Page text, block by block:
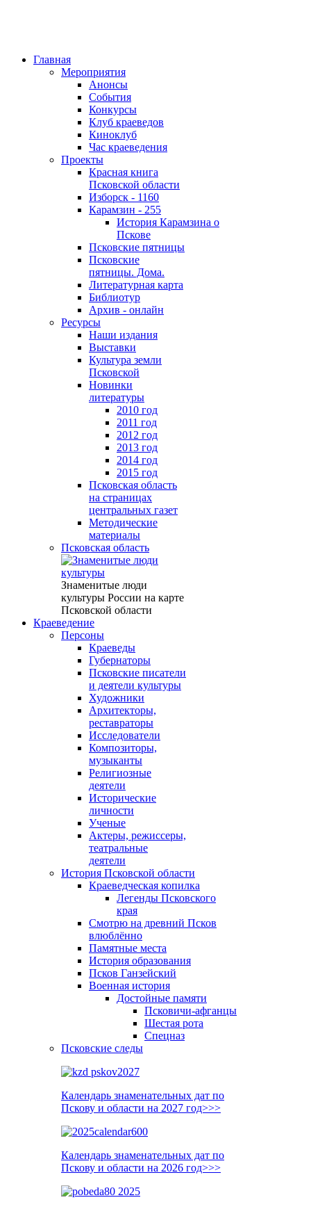
Главная
Мероприятия
Анонсы
События
Конкурсы
Клуб краеведов
Киноклуб
Час краеведения
Проекты
Красная книга
Псковской области
Изборск - 1160
Карамзин - 255
История Карамзина о
Пскове
Псковские пятницы
Псковские
пятницы. Дома.
Литературная карта
Библиотур
Архив - онлайн
Ресурсы
Наши издания
Выставки
Культура земли
Псковской
Новинки
литературы
2010 год
2011 год
2012 год
2013 год
2014 год
2015 год
Псковская область
на страницах
центральных газет
Методические
материалы
Псковская область
Знаменитые люди
культуры России на карте
Псковской области
Краеведение
Персоны
Краеведы
Губернаторы
Псковские писатели
и деятели культуры
Художники
Архитекторы,
реставраторы
Исследователи
Композиторы,
музыканты
Религиозные
деятели
Исторические
личности
Ученые
Актеры, режиссеры,
театральные
деятели
История Псковской области
Краеведческая копилка
Легенды Псковского
края
Смотрю на древний Псков
влюблённо
Памятные места
История образования
Псков Ганзейский
Военная история
Достойные памяти
Псковичи-афганцы
Шестая рота
Спецназ
Псковские следы
Календарь знаменательных дат по
Пскову и области на 2027 год>>>
Календарь знаменательных дат по
Пскову и области на 2026 год>>>